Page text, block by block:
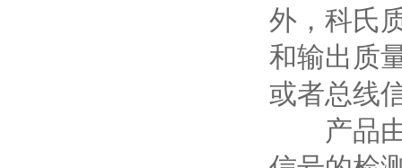
外，科氏
和输出质
或者总线
产品由